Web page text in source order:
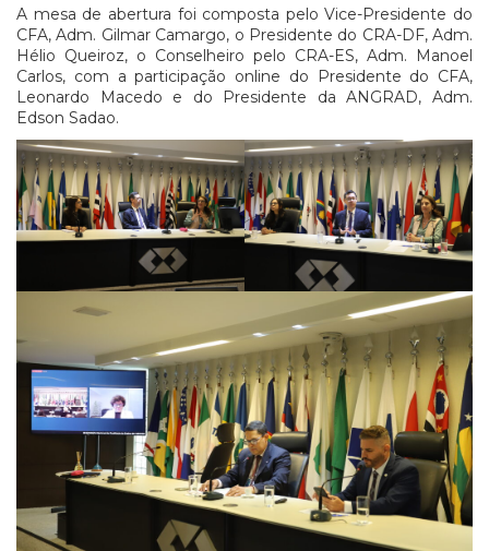
A mesa de abertura foi composta pelo Vice-Presidente do
CFA, Adm. Gilmar Camargo, o Presidente do CRA-DF, Adm.
Hélio Queiroz, o Conselheiro pelo CRA-ES, Adm. Manoel
Carlos, com a participação online do Presidente do CFA,
Leonardo Macedo e do Presidente da ANGRAD, Adm.
Edson Sadao.